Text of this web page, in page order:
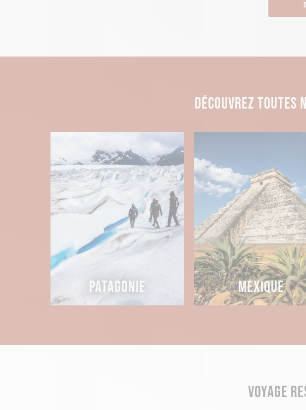
REMONTER LE TEMPS AVEC LA CITÉ INCA DU MACHU
des Incas. Parcourez les marches de ce chef-d'œuvre
pour passer la Porte du Soleil et
Véritable vestige de la civilisation inca, la Vallée Sacrée a
d’architecture de l'empire Inca est une des Sept
de la vue imprenable sur les sommets montagneux de la
ADMIRER LE LAC TITICACA ET S’AVENTURER EN
Vous cherchez autre chose que les vestiges de l’histoire
Titicaca. Plus haut lac navigable du monde, le lac
entre les sommets de la Cordillère des Andes, mais son
indispensable lors de votre voyage au Pérou.
Il est possible de vous rendre en pirogue sur l’une de ses
DÉCOUVREZ TOUTES
PATAGONIE MEXIQUE
VOYAGE